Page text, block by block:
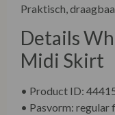
Praktisch,
Details
Midi Skirt
• Product ID:
• Pasvorm: regular